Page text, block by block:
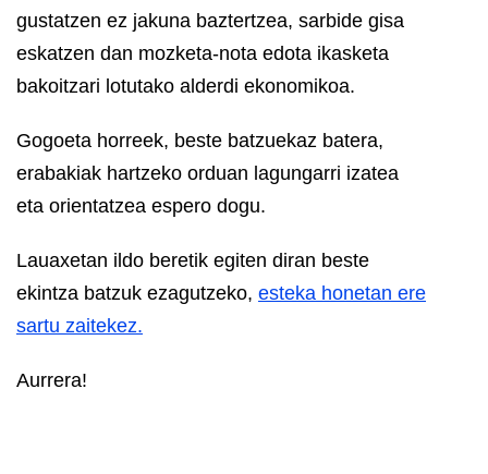
gustatzen ez jakuna baztertzea, sarbide gisa
eskatzen dan mozketa-nota edota ikasketa
bakoitzari lotutako alderdi ekonomikoa.
Gogoeta horreek, beste batzuekaz batera,
erabakiak hartzeko orduan lagungarri izatea
eta orientatzea espero dogu.
Lauaxetan ildo beretik egiten diran beste
ekintza batzuk ezagutzeko, esteka honetan ere
sartu zaitekez.
Aurrera!